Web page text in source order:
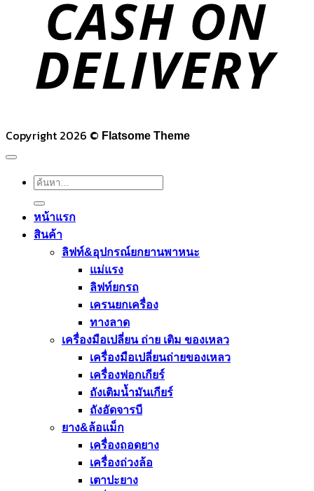
Copyright 2026 © Flatsome Theme
ค้นหา:
หน้าแรก
สินค้า
ลิฟท์&อุปกรณ์ยกยานพาหนะ
แม่แรง
ลิฟท์ยกรถ
เครนยกเครื่อง
ทางลาด
เครื่องมือเปลี่ยน ถ่าย เติม ของเหลว
เครื่องมือเปลี่ยนถ่ายของเหลว
เครื่องฟอกเกียร์
ถังเติมน้ำมันเกียร์
ถังอัดจารบี
ยาง&ล้อแม็ก
เครื่องถอดยาง
เครื่องถ่วงล้อ
เตาปะยาง